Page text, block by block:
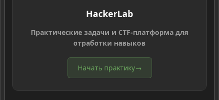
HackerLab
Практические задачи и CTF-платформа для
отработки навыков
Начать практику→